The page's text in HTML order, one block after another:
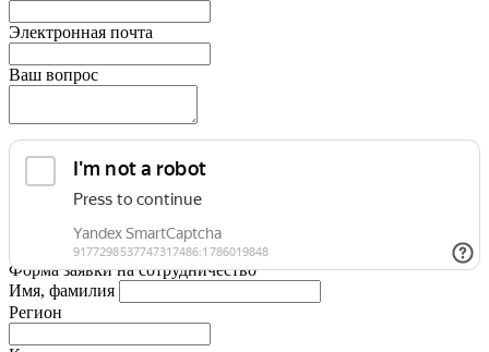
Электронная почта
Ваш вопрос
Форма заявки на сотрудничество
Имя, фамилия
Регион